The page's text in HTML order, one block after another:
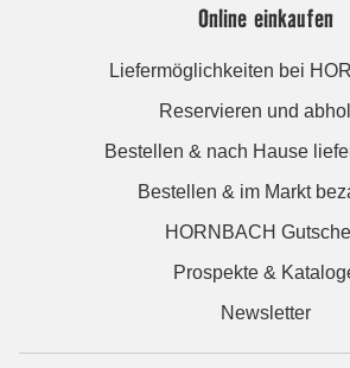
Online einkaufen
Liefermöglichkeiten bei
Reservieren und
Bestellen & nach Hause
Bestellen & im Markt
HORNBACH
Prospekte &
Newsletter